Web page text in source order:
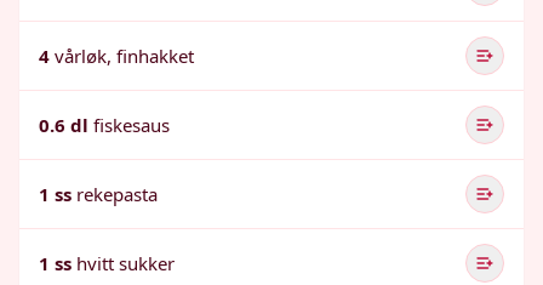
4 vårløk, finhakket
0.6 dl fiskesaus
1 ss rekepasta
1 ss hvitt sukker